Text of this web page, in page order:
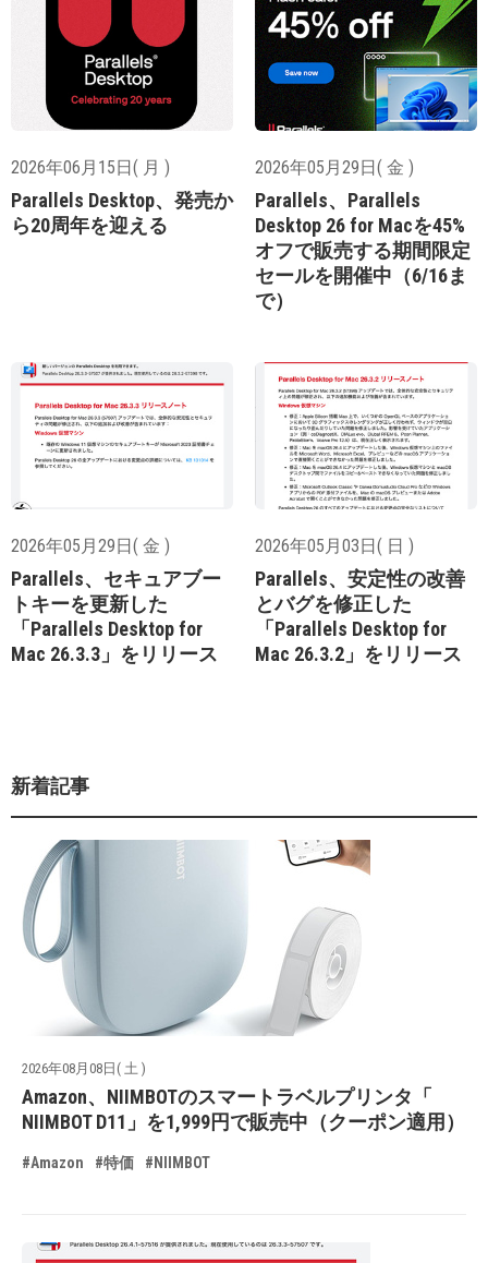
2026年06月15日( 月 )
Parallels Desktop、発売か
ら20周年を迎える
2026年05月29日( 金 )
Parallels、Parallels
Desktop 26 for Macを45%
オフで販売する期間限定
セールを開催中（6/16ま
で）
2026年05月29日( 金 )
Parallels、セキュアブー
トキーを更新した
「Parallels Desktop for
Mac 26.3.3」をリリース
2026年05月03日( 日 )
Parallels、安定性の改善
とバグを修正した
「Parallels Desktop for
Mac 26.3.2」をリリース
新着記事
2026年08月08日( 土 )
Amazon、NIIMBOTのスマートラベルプリンタ「
NIIMBOT D11」を1,999円で販売中（クーポン適用）
#Amazon #特価 #NIIMBOT